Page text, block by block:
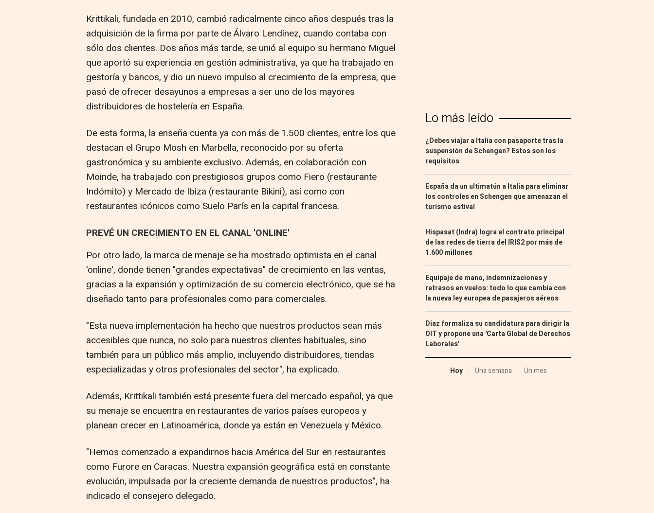
Krittikali, fundada en 2010, cambió radicalmente cinco años después tras la
adquisición de la firma por parte de Álvaro Lendínez, cuando contaba con
sólo dos clientes. Dos años más tarde, se unió al equipo su hermano Miguel
que aportó su experiencia en gestión administrativa, ya que ha trabajado en
gestoría y bancos, y dio un nuevo impulso al crecimiento de la empresa, que
pasó de ofrecer desayunos a empresas a ser uno de los mayores
distribuidores de hostelería en España.
De esta forma, la enseña cuenta ya con más de 1.500 clientes, entre los que
destacan el Grupo Mosh en Marbella, reconocido por su oferta
gastronómica y su ambiente exclusivo. Además, en colaboración con
Moinde, ha trabajado con prestigiosos grupos como Fiero (restaurante
Indómito) y Mercado de Ibiza (restaurante Bikini), así como con
restaurantes icónicos como Suelo París en la capital francesa.
PREVÉ UN CRECIMIENTO EN EL CANAL 'ONLINE'
Por otro lado, la marca de menaje se ha mostrado optimista en el canal
'online', donde tienen "grandes expectativas" de crecimiento en las ventas,
gracias a la expansión y optimización de su comercio electrónico, que se ha
diseñado tanto para profesionales como para comerciales.
"Esta nueva implementación ha hecho que nuestros productos sean más
accesibles que nunca, no solo para nuestros clientes habituales, sino
también para un público más amplio, incluyendo distribuidores, tiendas
especializadas y otros profesionales del sector", ha explicado.
Además, Krittikali también está presente fuera del mercado español, ya que
su menaje se encuentra en restaurantes de varios países europeos y
planean crecer en Latinoamérica, donde ya están en Venezuela y México.
"Hemos comenzado a expandirnos hacia América del Sur en restaurantes
como Furore en Caracas. Nuestra expansión geográfica está en constante
evolución, impulsada por la creciente demanda de nuestros productos", ha
indicado el consejero delegado.
Lo más leído
¿Debes viajar a Italia con pasaporte tras la
suspensión de Schengen? Estos son los
requisitos
España da un ultimatún a Italia para eliminar
los controles en Schengen que amenazan el
turismo estival
Hispasat (Indra) logra el contrato principal
de las redes de tierra del IRIS2 por más de
1.600 millones
Equipaje de mano, indemnizaciones y
retrasos en vuelos: todo lo que cambia con
la nueva ley europea de pasajeros aéreos
Díaz formaliza su candidatura para dirigir la
OIT y propone una 'Carta Global de Derechos
Laborales'
Hoy Una semana Un mes